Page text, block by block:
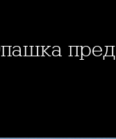
Опашка